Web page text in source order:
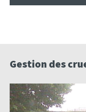
Gestion des